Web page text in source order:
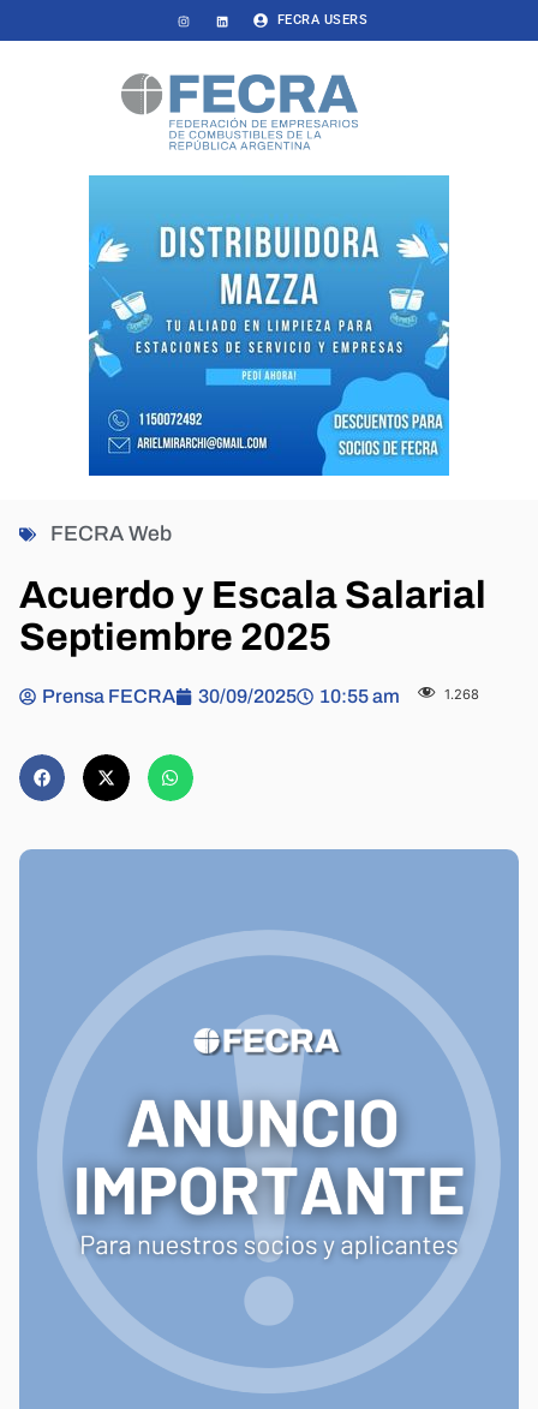
FECRA USERS
FECRA Web
Acuerdo y Escala Salarial
Septiembre 2025
Prensa FECRA 30/09/2025 10:55 am 1.268